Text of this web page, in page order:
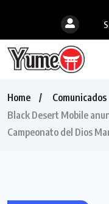
Home
Comunicados
Black Desert Mobile
Campeonato del Dios